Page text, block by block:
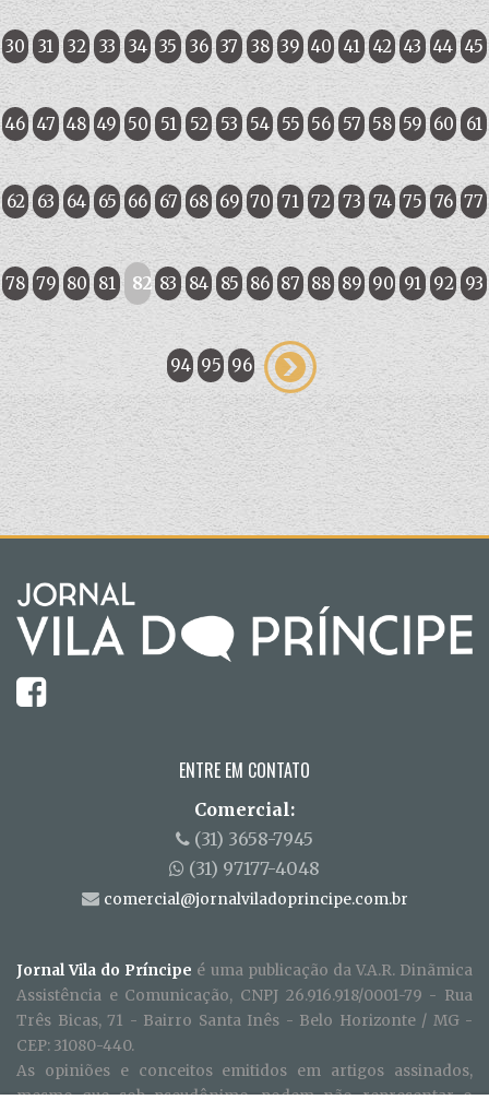
30 31 32 33 34 35 36 37 38 39 40 41 42 43 44 45
46 47 48 49 50 51 52 53 54 55 56 57 58 59 60 61
62 63 64 65 66 67 68 69 70 71 72 73 74 75 76 77
78 79 80 81 82 83 84 85 86 87 88 89 90 91 92 93
94 95 96
ENTRE EM CONTATO
Comercial:
(31) 3658-7945
(31) 97177-4048
comercial@jornalviladoprincipe.com.br
Jornal Vila do Príncipe é uma publicação da V.A.R. Dinãmica
Assistência e Comunicação, CNPJ 26.916.918/0001-79 - Rua
Três Bicas, 71 - Bairro Santa Inês - Belo Horizonte / MG -
CEP: 31080-440.
As opiniões e conceitos emitidos em artigos assinados,
mesmo que sob pseudônimo, podem não representar o